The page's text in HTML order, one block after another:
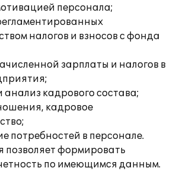
персонала;
налогов и взносов с фонда
зарплаты и налогов в
анализ кадрового состава;
кадровое
потребностей в персонале.
позволяет формировать
по имеющимся данным.